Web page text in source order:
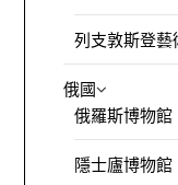
列支敦斯登藝
俄國
俄羅斯博物館
隱士廬博物館